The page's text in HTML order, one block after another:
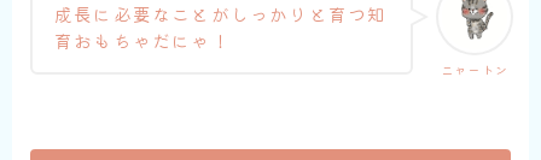
ニャートン
成長に必要なことがしっかりと育つ知
育おもちゃだにゃ！